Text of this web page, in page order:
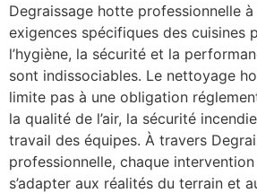
Degraissage hotte professionnelle
exigences spécifiques des cuisines
l’hygiène, la sécurité et la
sont indissociables. Le nettoyage
limite pas à une obligation
la qualité de l’air, la sécurité
travail des équipes. À travers
professionnelle, chaque
s’adapter aux réalités du terrain et